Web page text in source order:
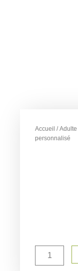
Accueil /Adulte
personnalisé